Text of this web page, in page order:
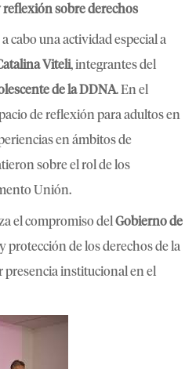
sobre derechos
cabo una actividad especial a
Viteli, integrantes del
de la DDNA. En el
de reflexión para adultos en
en ámbitos de
sobre el rol de los
Unión.
el compromiso del Gobierno de
protección de los derechos de la
institucional en el